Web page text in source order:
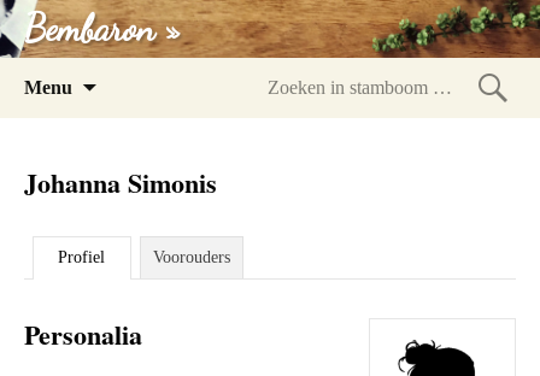
Bembaron »
Menu
Johanna Simonis
Profiel Voorouders
Personalia